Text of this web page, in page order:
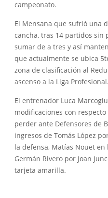
campeonato.
El Mensana que sufrió una
cancha, tras 14 partidos sin
sumar de a tres y así
que actualmente se ubica
zona de clasificación al
ascenso a la Liga Profesional.
El entrenador Luca
modificaciones con
perder ante Defensores de
ingresos de Tomás López
la defensa, Matías Nouet en
Germán Rivero por Joan
tarjeta amarilla.